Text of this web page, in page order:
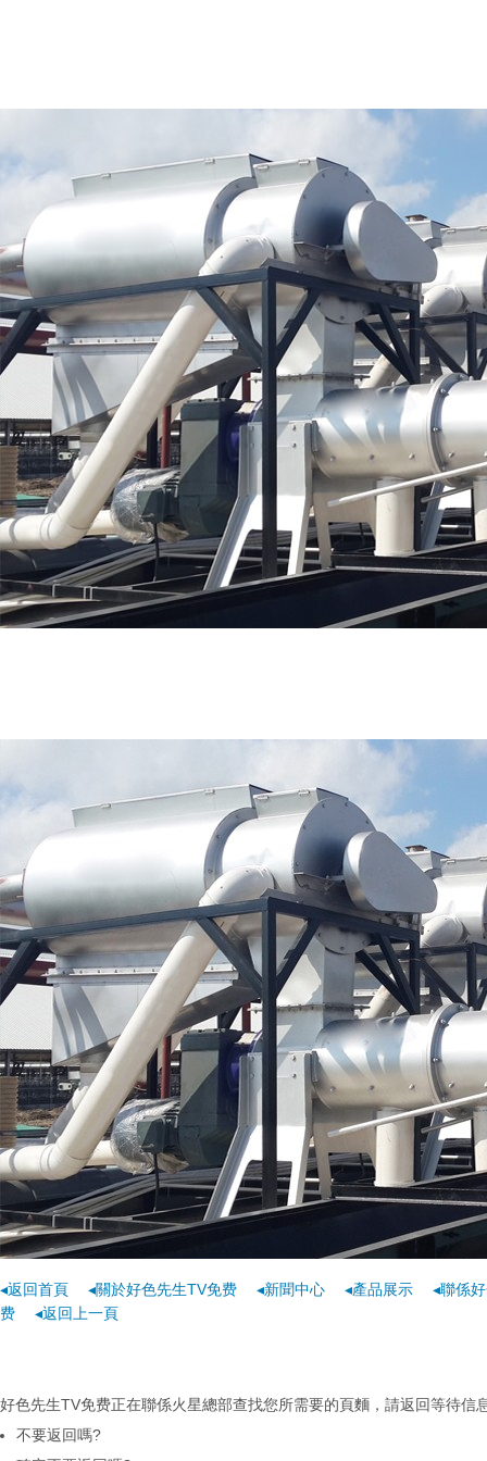
◂返回首頁 ◂關於好色先生TV免费 ◂新聞中心 ◂產品展示
◂聯係
费
◂返回上一頁
好色先生TV免费正在聯係火星總部查找您所需要的頁麵，請返回等待信
不要返回嗎?